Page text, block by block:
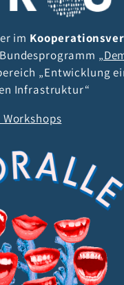
im
„Entwicklung
Infrastruktur“
Workshops